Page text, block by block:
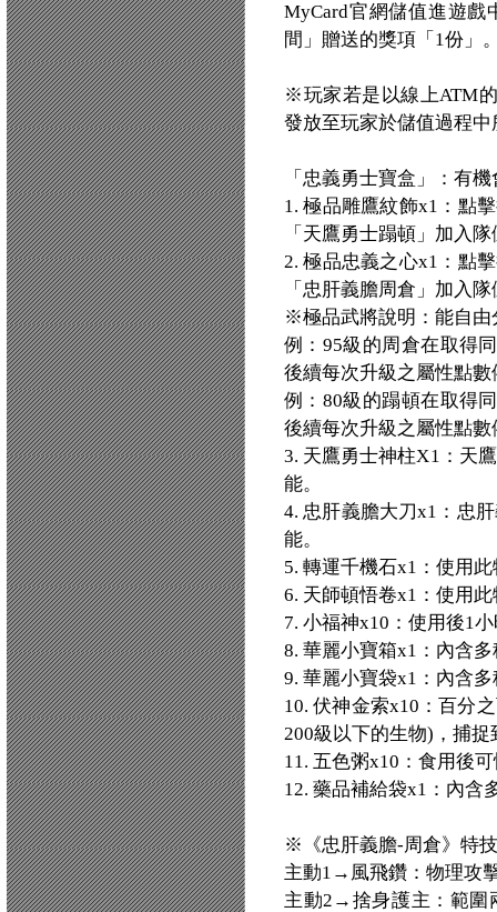
MyCard官網儲值進遊戲
間」贈送的獎項「1份」
※玩家若是以線上ATM
發放至玩家於儲值過程
「忠義勇士寶盒」：有
1. 極品雕鷹紋飾x1：點
「天鷹勇士蹋頓」加入
2. 極品忠義之心x1：點
「忠肝義膽周倉」加入
※極品武將說明：能自由
例：95級的周倉在取得
後續每次升級之屬性點
例：80級的蹋頓在取得
後續每次升級之屬性點
3. 天鷹勇士神柱X1：天
能。
4. 忠肝義膽大刀x1：忠
能。
5. 轉運千機石x1：使用
6. 天師頓悟卷x1：使用
7. 小福神x10：使用後1
8. 華麗小寶箱x1：內含
9. 華麗小寶袋x1：內含
10. 伏神金索x10：百分
200級以下的生物)，捕
11. 五色粥x10：食用後
12. 藥品補給袋x1：內含
※《忠肝義膽-周倉》特
主動1→風飛鑽：物理攻
主動2→捨身護主：範圍